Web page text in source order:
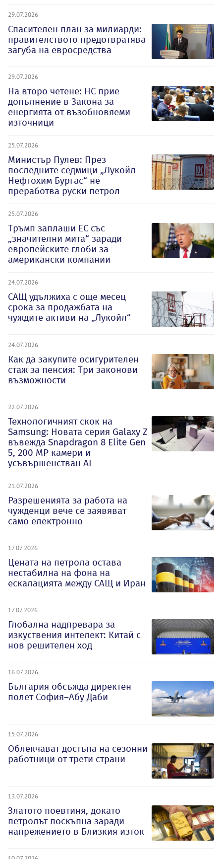
29.07.2026
Спасителен план за милиарди:
правителството предотвратява
загуба на евросредства
29.07.2026
На второ четене: НС прие
допълнение в Закона за
енергията от възобновяеми
източници
25.07.2026
Министър Пулев: През
последните седмици „Лукойл
Нефтохим Бургас“ не
преработва руски петрол
25.07.2026
Тръмп заплаши ЕС със
„значителни мита“ заради
европейските глоби за
американски компании
24.07.2026
САЩ удължиха с още месец
срока за продажбата на
чуждите активи на „Лукойл“
24.07.2026
Как да закупите осигурителен
стаж за пенсия: Три законови
възможности
22.07.2026
Технологичният скок на
Samsung: Новата серия Galaxy Z
въвежда Snapdragon 8 Elite Gen
5, 200 MP камери и
усъвършенстван AI
21.07.2026
Разрешенията за работа на
чужденци вече се заявяват
само електронно
17.07.2026
Цената на петрола остава
нестабилна на фона на
ескалацията между САЩ и Иран
17.07.2026
Глобална надпревара за
изкуствения интелект: Китай с
нов решителен ход
16.07.2026
България обсъжда директен
полет София–Абу Даби
15.07.2026
Облекчават достъпа на сезонни
работници от трети страни
13.07.2026
Златото поевтиня, докато
петролът поскъпна заради
напрежението в Близкия изток